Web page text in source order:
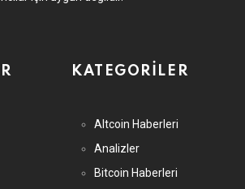
KATEGORILER
Altcoin Haberleri
Analizler
Bitcoin Haberleri